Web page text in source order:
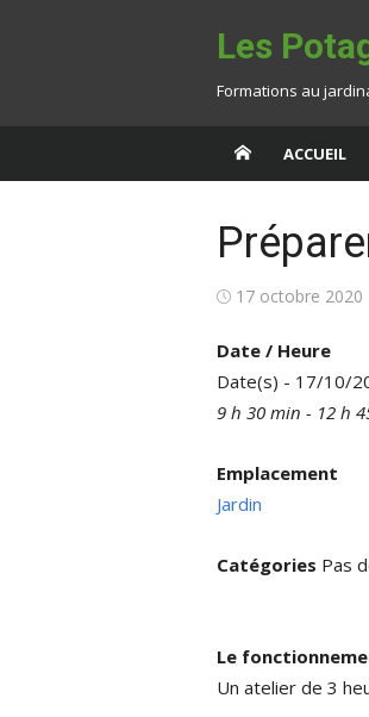
Les
Formations au
ACCUEIL
Publié17 octobre 2020
Date / Heure
Date(s) - 17/10/
9 h 30 min - 12 h
Emplacement
Jardin
Catégories Pas
Le
Un atelier de 3